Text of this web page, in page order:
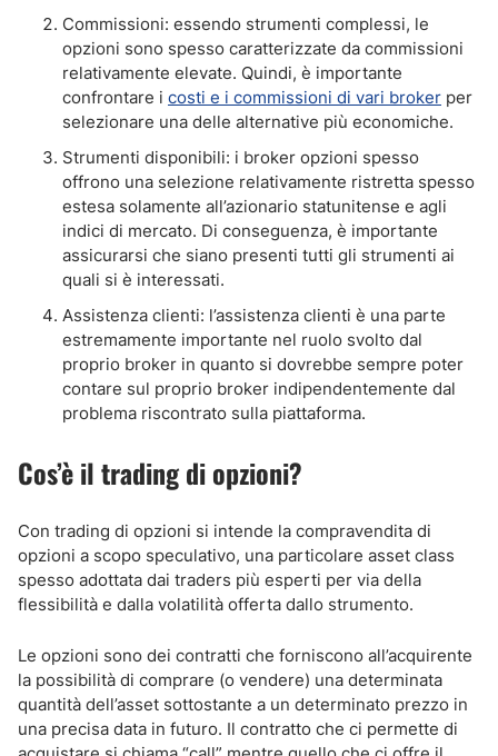
Commissioni: essendo strumenti complessi, le
opzioni sono spesso caratterizzate da commissioni
relativamente elevate. Quindi, è importante
confrontare i costi e i commissioni di vari broker per
selezionare una delle alternative più economiche.
Strumenti disponibili: i broker opzioni spesso
offrono una selezione relativamente ristretta spesso
estesa solamente all’azionario statunitense e agli
indici di mercato. Di conseguenza, è importante
assicurarsi che siano presenti tutti gli strumenti ai
quali si è interessati.
Assistenza clienti: l’assistenza clienti è una parte
estremamente importante nel ruolo svolto dal
proprio broker in quanto si dovrebbe sempre poter
contare sul proprio broker indipendentemente dal
problema riscontrato sulla piattaforma.
Cos’è il trading di opzioni?
Con trading di opzioni si intende la compravendita di
opzioni a scopo speculativo, una particolare asset class
spesso adottata dai traders più esperti per via della
flessibilità e dalla volatilità offerta dallo strumento.
Le opzioni sono dei contratti che forniscono all’acquirente
la possibilità di comprare (o vendere) una determinata
quantità dell’asset sottostante a un determinato prezzo in
una precisa data in futuro. Il contratto che ci permette di